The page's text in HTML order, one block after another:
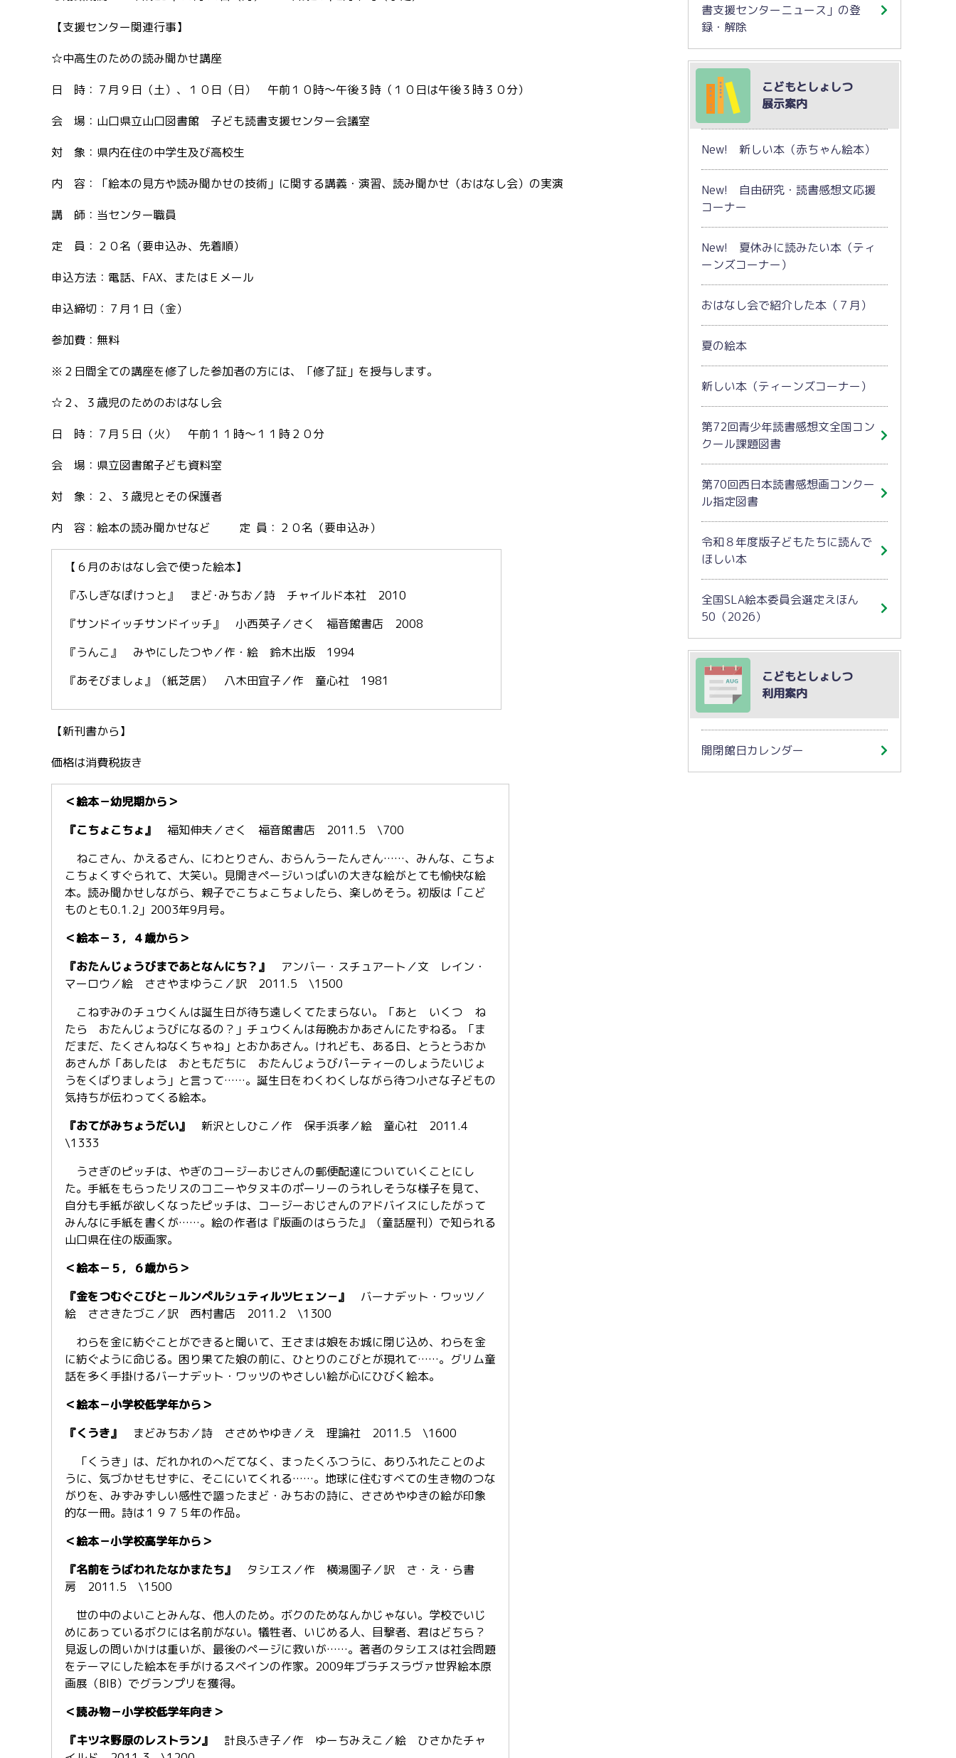
【支援センター関連行事】
☆中高生のための読み聞かせ講座
日 時：７月９日（土）、１０日（日） 午前１０時～午後３時（１０日は午後３時３０分）
会 場：山口県立山口図書館 子ども読書支援センター会議室
対 象：県内在住の中学生及び高校生
内 容：「絵本の見方や読み聞かせの技術」に関する講義・演習、読み聞かせ（おはなし会）の実演
講 師：当センター職員
定 員：２０名（要申込み、先着順）
申込方法：電話、FAX、またはＥメール
申込締切：７月１日（金）
参加費：無料
※２日間全ての講座を修了した参加者の方には、「修了証」を授与します。
☆２、３歳児のためのおはなし会
日 時：７月５日（火） 午前１１時～１１時２０分
会 場：県立図書館子ども資料室
対 象：２、３歳児とその保護者
内 容：絵本の読み聞かせなど 定 員：２０名（要申込み）
【６月のおはなし会で使った絵本】
『ふしぎなぽけっと』 まど･みちお／詩 チャイルド本社 2010
『サンドイッチサンドイッチ』 小西英子／さく 福音館書店 2008
『うんこ』 みやにしたつや／作・絵 鈴木出版 1994
『あそびましょ』（紙芝居） 八木田宜子／作 童心社 1981
【新刊書から】
価格は消費税抜き
＜絵本－幼児期から＞
『こちょこちょ』
福知伸夫／さく 福音館書店 2011.5 \700
ねこさん、かえるさん、にわとりさん、おらんうーたんさん……、みんな、こちょ
こちょくすぐられて、大笑い。見開きページいっぱいの大きな絵がとても愉快な絵
本。読み聞かせしながら、親子でこちょこちょしたら、楽しめそう。初版は「こど
ものとも0.1.2」2003年9月号。
＜絵本－３，４歳から＞
『おたんじょうびまであとなんにち？』
アンバー・スチュアート／文 レイン・
マーロウ／絵 ささやまゆうこ／訳 2011.5 \1500
こねずみのチュウくんは誕生日が待ち遠しくてたまらない。「あと いくつ ね
たら おたんじょうびになるの？」チュウくんは毎晩おかあさんにたずねる。「ま
だまだ、たくさんねなくちゃね」とおかあさん。けれども、ある日、とうとうおか
あさんが「あしたは おともだちに おたんじょうびパーティーのしょうたいじょ
うをくばりましょう」と言って……。誕生日をわくわくしながら待つ小さな子どもの
気持ちが伝わってくる絵本。
『おてがみちょうだい』
新沢としひこ／作 保手浜孝／絵 童心社 2011.4
\1333
うさぎのピッチは、やぎのコージーおじさんの郵便配達についていくことにし
た。手紙をもらったリスのコニーやタヌキのポーリーのうれしそうな様子を見て、
自分も手紙が欲しくなったピッチは、コージーおじさんのアドバイスにしたがって
みんなに手紙を書くが……。絵の作者は『版画のはらうた』（童話屋刊）で知られる
山口県在住の版画家。
＜絵本－５，６歳から＞
『金をつむぐこびと－ルンペルシュティルツヒェン－』
バーナデット・ワッツ／
絵 ささきたづこ／訳 西村書店 2011.2 \1300
わらを金に紡ぐことができると聞いて、王さまは娘をお城に閉じ込め、わらを金
に紡ぐように命じる。困り果てた娘の前に、ひとりのこびとが現れて……。グリム童
話を多く手掛けるバーナデット・ワッツのやさしい絵が心にひびく絵本。
＜絵本－小学校低学年から＞
『くうき』
まどみちお／詩 ささめやゆき／え 理論社 2011.5 \1600
「くうき」は、だれかれのへだてなく、まったくふつうに、ありふれたことのよ
うに、気づかせもせずに、そこにいてくれる……。地球に住むすべての生き物のつな
がりを、みずみずしい感性で謳ったまど・みちおの詩に、ささめやゆきの絵が印象
的な一冊。詩は１９７５年の作品。
＜絵本－小学校高学年から＞
『名前をうばわれたなかまたち』
タシエス／作 横湯園子／訳 さ・え・ら書
房 2011.5 \1500
世の中のよいことみんな、他人のため。ボクのためなんかじゃない。学校でいじ
めにあっているボクには名前がない。犠牲者、いじめる人、目撃者、君はどちら？
見返しの問いかけは重いが、最後のページに救いが……。著者のタシエスは社会問題
をテーマにした絵本を手がけるスペインの作家。2009年ブラチスラヴァ世界絵本原
画展（BIB）でグランプリを獲得。
＜読み物－小学校低学年向き＞
『キツネ野原のレストラン』
計良ふき子／作 ゆーちみえこ／絵 ひさかたチャ
書支援センターニュース」の登
録・解除
こどもとしょしつ
展示案内
New! 新しい本（赤ちゃん絵本）
New! 自由研究・読書感想文応援
コーナー
New! 夏休みに読みたい本（ティ
ーンズコーナー）
おはなし会で紹介した本（７月）
夏の絵本
新しい本（ティーンズコーナー）
第72回青少年読書感想文全国コン
クール課題図書
第70回西日本読書感想画コンクー
ル指定図書
令和８年度版子どもたちに読んで
ほしい本
全国SLA絵本委員会選定えほん
50（2026）
こどもとしょしつ
利用案内
開閉館日カレンダー